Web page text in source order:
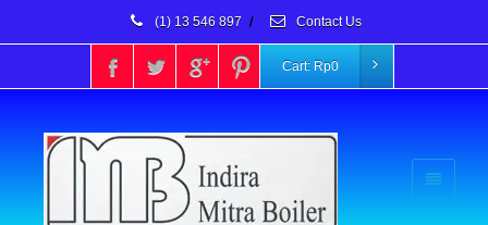
(1) 13 546 897 / Contact Us
Cart: Rp0